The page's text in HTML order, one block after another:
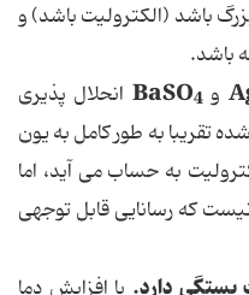
باشد (الکترولیت باشد) و
باشد.
و BaSO4
انحلال پذیری
تقریبا به طور کامل به یون
به حساب می آید، اما
که رسانایی قابل توجهی
بستگی دارد.